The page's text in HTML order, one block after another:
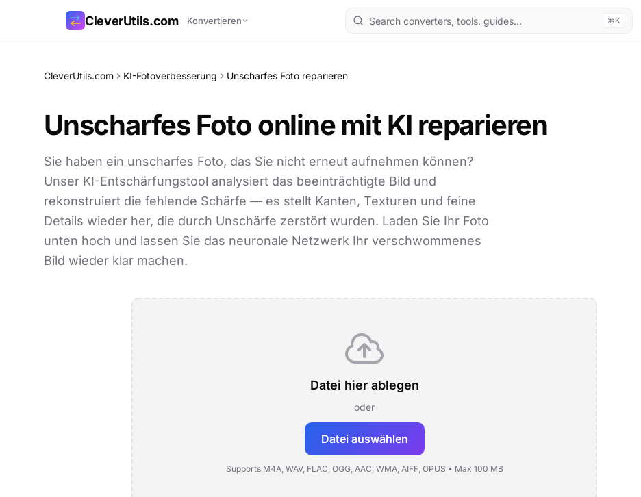
CleverUtils.com Konvertieren ⌘K
CleverUtils.com KI-Fotoverbesserung Unscharfes Foto reparieren
Unscharfes Foto online mit KI reparieren
Sie haben ein unscharfes Foto, das Sie nicht erneut aufnehmen können?
Unser KI-Entschärfungstool analysiert das beeinträchtigte Bild und
rekonstruiert die fehlende Schärfe — es stellt Kanten, Texturen und feine
Details wieder her, die durch Unschärfe zerstört wurden. Laden Sie Ihr Foto
unten hoch und lassen Sie das neuronale Netzwerk Ihr verschwommenes
Bild wieder klar machen.
Datei hier ablegen
oder
Datei auswählen
Supports M4A, WAV, FLAC, OGG, AAC, WMA, AIFF, OPUS • Max 100 MB